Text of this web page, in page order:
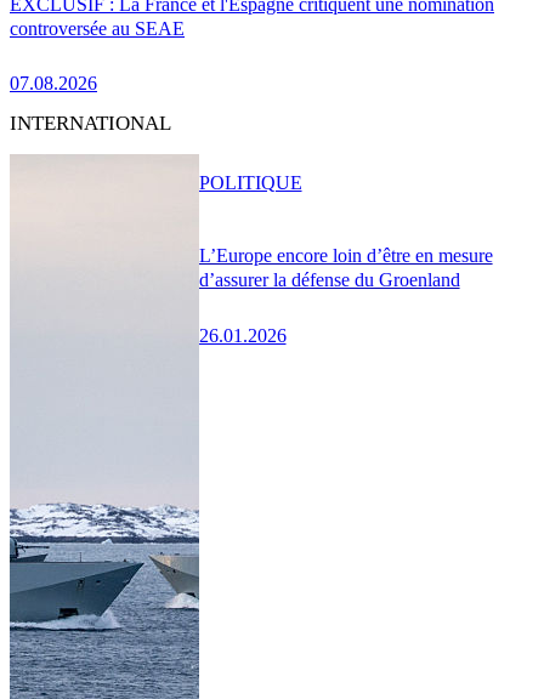
controversée au SEAE
07.08.2026
INTERNATIONAL
L’Europe encore loin d’être en mesure
d’assurer la défense du Groenland
26.01.2026
POLITIQUE